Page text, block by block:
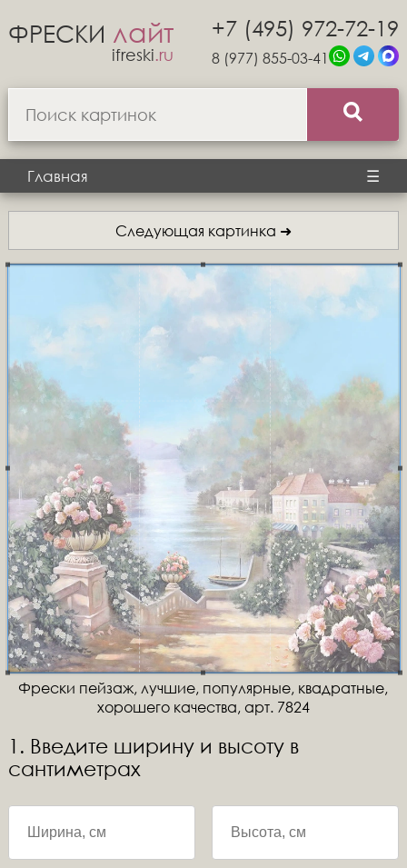
ФРЕСКИ лайт
ifreski.ru
+7 (495) 972-72-19
8 (977) 855-03-41
Главная ☰
Следующая картинка ➜
Фрески пейзаж, лучшие, популярные, квадратные,
хорошего качества, арт. 7824
1. Введите ширину и высоту в
сантиметрах